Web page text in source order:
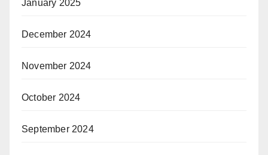
January 2025
December 2024
November 2024
October 2024
September 2024